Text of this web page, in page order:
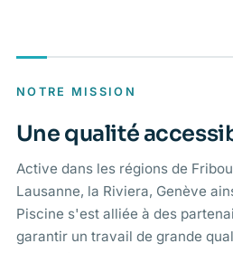
NOTRE MISSION
Une qualité
Active dans les régions de
Lausanne, la Riviera, Genève
Piscine s'est alliée à des
garantir un travail de grande